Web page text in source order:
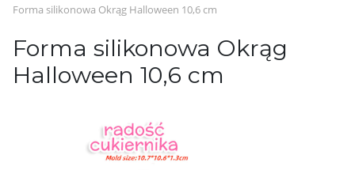
Forma silikonowa Okrąg Halloween 10,6 cm
Forma silikonowa Okrąg
Halloween 10,6 cm